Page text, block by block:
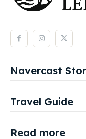
Navercast
Travel Guide
Read more